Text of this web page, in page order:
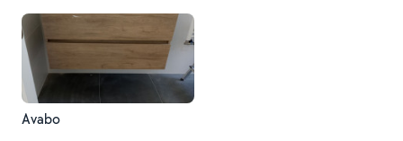
Avabo